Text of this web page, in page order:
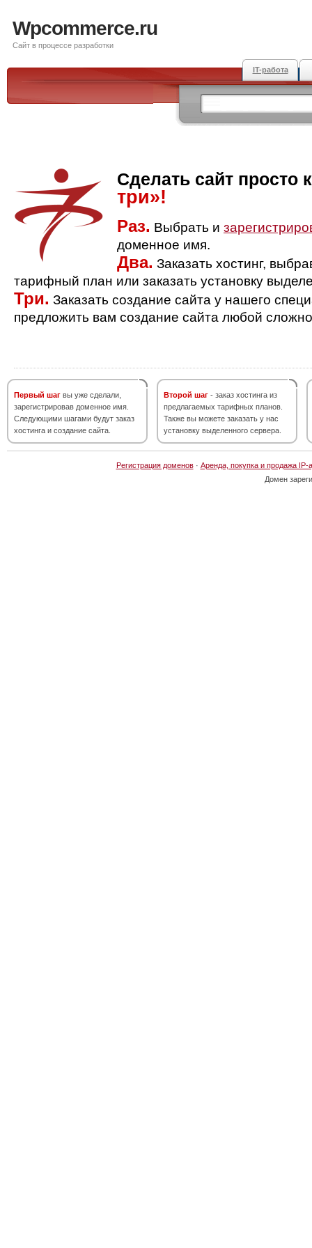
Wpcommerce.ru
Сайт в процессе разработки
IT-работа
Сделать сайт просто
три»!
Раз. Выбрать и
доменное имя.
Два. Заказать хостинг,
тарифный план или заказать установку
Три. Заказать создание сайта у нашего
предложить вам создание сайта любой
Первый шаг вы уже сделали,
зарегистрировав доменное имя.
Следующими шагами будут заказ
хостинга и создание сайта.
Второй шаг - заказ хостинга из
предлагаемых тарифных планов.
Также вы можете заказать у нас
установку выделенного сервера.
Регистрация доменов· Аренда, покупка и продажа IP-
Домен